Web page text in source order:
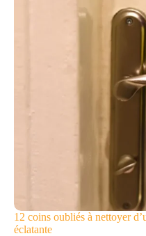
12 coins oubliés à nettoyer
éclatante